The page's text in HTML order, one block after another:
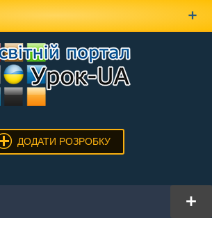
ДОДАТИ РОЗРОБКУ